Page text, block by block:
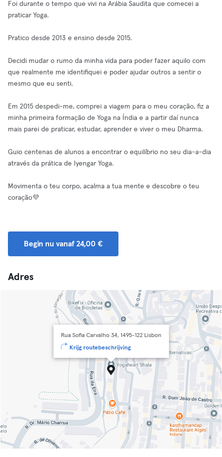
Foi durante o tempo que vivi na Arábia Saudita que comecei a
praticar Yoga.
Pratico desde 2013 e ensino desde 2015.
Decidi mudar o rumo da minha vida para poder fazer aquilo com
que realmente me identifiquei e poder ajudar outros a sentir o
mesmo que eu senti.
Em 2015 despedi-me, comprei a viagem para o meu coração, fiz a
minha primeira formação de Yoga na Índia e a partir daí nunca
mais parei de praticar, estudar, aprender e viver o meu Dharma.
Guio centenas de alunos a encontrar o equilíbrio no seu dia-a-dia
através da prática de Iyengar Yoga.
Movimenta o teu corpo, acalma a tua mente e descobre o teu
coração💜
Begin nu vanaf 24,00 €
Adres
Rua Sofia Carvalho 34, 1495-122 Lisbon
Krijg routebeschrijving